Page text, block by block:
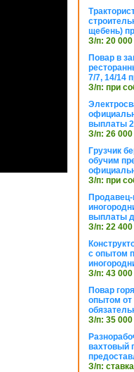
щебень)
З/п: 20 000
Повар в
7/7, 14/14
З/п: при
выплаты 2
З/п: 26 000
Грузчик
обучим
З/п: при
выплаты
З/п: 22 400
с опытом
З/п: 43 000
Повар
опытом от
З/п: 35 000
вахтовый
З/п: